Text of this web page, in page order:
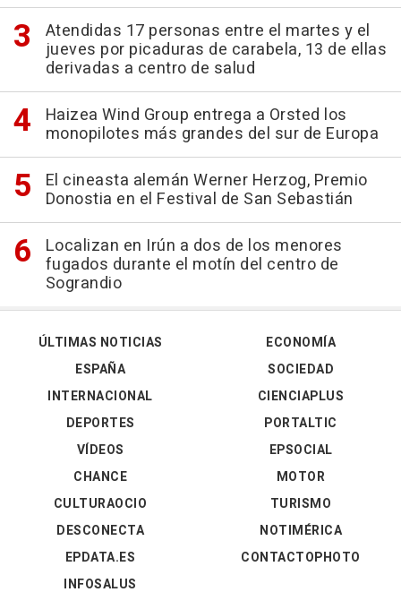
Atendidas 17 personas entre el martes y el
jueves por picaduras de carabela, 13 de ellas
derivadas a centro de salud
Haizea Wind Group entrega a Orsted los
monopilotes más grandes del sur de Europa
El cineasta alemán Werner Herzog, Premio
Donostia en el Festival de San Sebastián
Localizan en Irún a dos de los menores
fugados durante el motín del centro de
Sograndio
ÚLTIMAS NOTICIAS
ESPAÑA
INTERNACIONAL
DEPORTES
VÍDEOS
ECONOMÍA
SOCIEDAD
CIENCIAPLUS
PORTALTIC
EPSOCIAL
CHANCE
CULTURAOCIO
DESCONECTA
EPDATA.ES
INFOSALUS
MOTOR
TURISMO
NOTIMÉRICA
CONTACTOPHOTO